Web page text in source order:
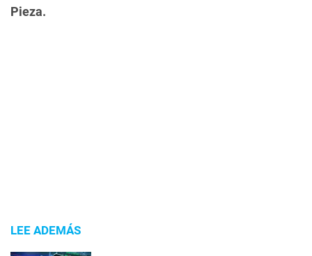
Pieza.
LEE ADEMÁS